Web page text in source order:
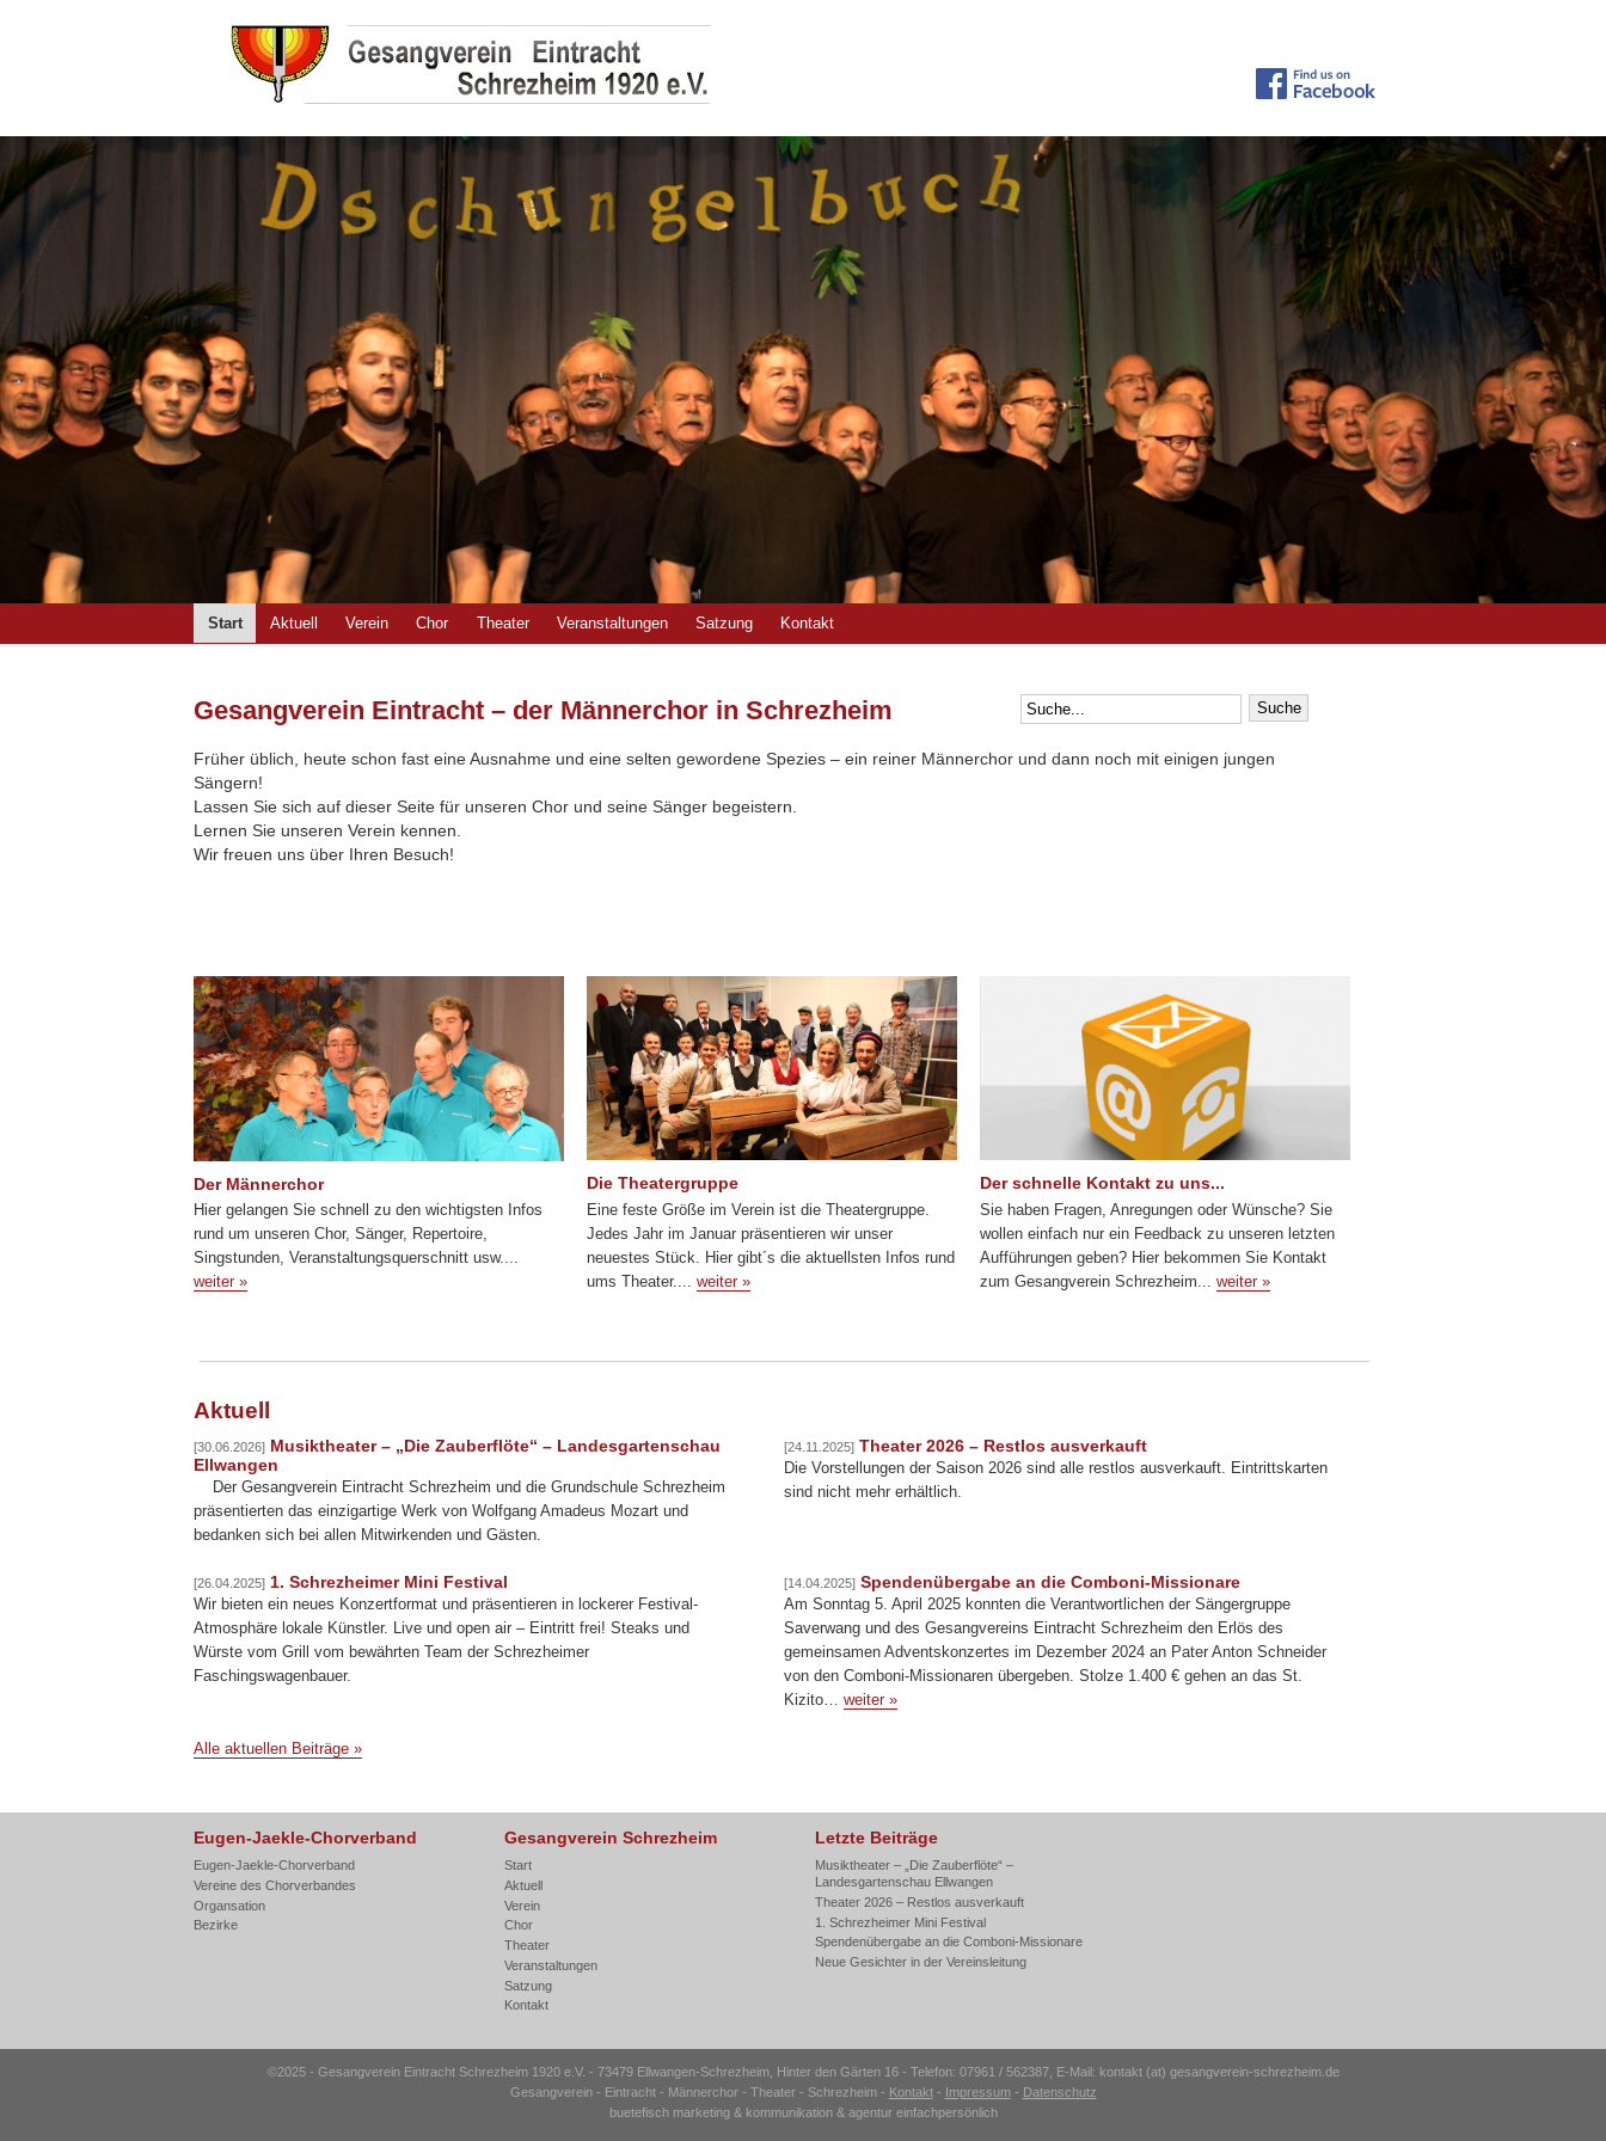
Start Aktuell Verein Chor Theater Veranstaltungen Satzung Kontakt
Gesangverein Eintracht – der Männerchor in Schrezheim
Früher üblich, heute schon fast eine Ausnahme und eine selten gewordene Spezies – ein reiner Männerchor und dann noch mit einigen jungen
Sängern!
Lassen Sie sich auf dieser Seite für unseren Chor und seine Sänger begeistern.
Lernen Sie unseren Verein kennen.
Wir freuen uns über Ihren Besuch!
Der Männerchor
Hier gelangen Sie schnell zu den wichtigsten Infos
rund um unseren Chor, Sänger, Repertoire,
Singstunden, Veranstaltungsquerschnitt usw....
weiter »
Die Theatergruppe
Eine feste Größe im Verein ist die Theatergruppe.
Jedes Jahr im Januar präsentieren wir unser
neuestes Stück. Hier gibt´s die aktuellsten Infos rund
ums Theater....weiter »
Der schnelle Kontakt zu uns...
Sie haben Fragen, Anregungen oder Wünsche? Sie
wollen einfach nur ein Feedback zu unseren letzten
Aufführungen geben? Hier bekommen Sie Kontakt
zum Gesangverein Schrezheim...weiter »
Aktuell
[30.06.2026] Musiktheater – „Die Zauberflöte“ – Landesgartenschau
Ellwangen
Der Gesangverein Eintracht Schrezheim und die Grundschule Schrezheim
präsentierten das einzigartige Werk von Wolfgang Amadeus Mozart und
bedanken sich bei allen Mitwirkenden und Gästen.
[24.11.2025] Theater 2026 – Restlos ausverkauft
Die Vorstellungen der Saison 2026 sind alle restlos ausverkauft. Eintrittskarten
sind nicht mehr erhältlich.
[26.04.2025] 1. Schrezheimer Mini Festival
Wir bieten ein neues Konzertformat und präsentieren in lockerer Festival-
Atmosphäre lokale Künstler. Live und open air – Eintritt frei! Steaks und
Würste vom Grill vom bewährten Team der Schrezheimer
Faschingswagenbauer.
[14.04.2025] Spendenübergabe an die Comboni-Missionare
Am Sonntag 5. April 2025 konnten die Verantwortlichen der Sängergruppe
Saverwang und des Gesangvereins Eintracht Schrezheim den Erlös des
gemeinsamen Adventskonzertes im Dezember 2024 an Pater Anton Schneider
von den Comboni-Missionaren übergeben. Stolze 1.400 € gehen an das St.
Kizito…weiter »
Alle aktuellen Beiträge »
Eugen-Jaekle-Chorverband
Eugen-Jaekle-Chorverband
Vereine des Chorverbandes
Organsation
Bezirke
Gesangverein Schrezheim
Start
Aktuell
Verein
Chor
Theater
Veranstaltungen
Satzung
Kontakt
Letzte Beiträge
Musiktheater – „Die Zauberflöte“ –
Landesgartenschau Ellwangen
Theater 2026 – Restlos ausverkauft
1. Schrezheimer Mini Festival
Spendenübergabe an die Comboni-Missionare
Neue Gesichter in der Vereinsleitung
©2025 - Gesangverein Eintracht Schrezheim 1920 e.V. - 73479 Ellwangen-Schrezheim, Hinter den Gärten 16 - Telefon: 07961 / 562387, E-Mail: kontakt (at) gesangverein-schrezheim.de
Gesangverein - Eintracht - Männerchor - Theater - Schrezheim - Kontakt- Impressum- Datenschutz
buetefisch marketing & kommunikation& agentur einfachpersönlich